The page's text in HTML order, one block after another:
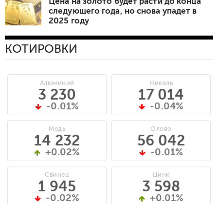
следующего года, но снова упадет в
2025 году
КОТИРОВКИ
Алюминий
3 230
-0.01%
Медь
14 232
+0.02%
Свинец
1 945
-0.02%
Никель
17 014
-0.04%
Олово
56 042
-0.01%
Цинк
3 598
+0.01%